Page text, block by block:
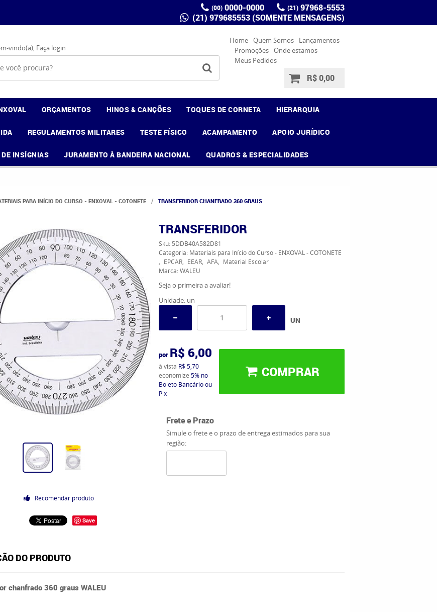
(00) 0000-0000 (21) 97968-5553
(21) 979685553 (SOMENTE MENSAGENS)
vindo(a), Faça login
Home Quem Somos
Lançamentos
Promoções Onde estamos
Meus Pedidos
R$ 0,00
ORÇAMENTOS HINOS & CANÇÕES TOQUES DE CORNETA HIERARQUIA
REGULAMENTOS MILITARES TESTE FÍSICO ACAMPAMENTO APOIO JURÍDICO
INSÍGNIAS JURAMENTO À BANDEIRA NACIONAL QUADROS & ESPECIALIDADES
PARA INÍCIO DO CURSO - ENXOVAL - COTONETE TRANSFERIDOR CHANFRADO 360 GRAUS
Recomendar produto
Save
TRANSFERIDOR
Sku: 5DDB40A582D81
Categoria: Materiais para Início do Curso - ENXOVAL - COTONETE
EPCAR
EEAR AFA
Material Escolar
Marca:WALEU
Seja o primeira a avaliar!
Unidade: un
UN
por R$ 6,00
à vista R$ 5,70
economize 5% no
Boleto Bancário ou
Pix
COMPRAR
Frete e Prazo
Simule o frete e o prazo de entrega estimados para sua
região:
DO PRODUTO
chanfrado 360 graus WALEU